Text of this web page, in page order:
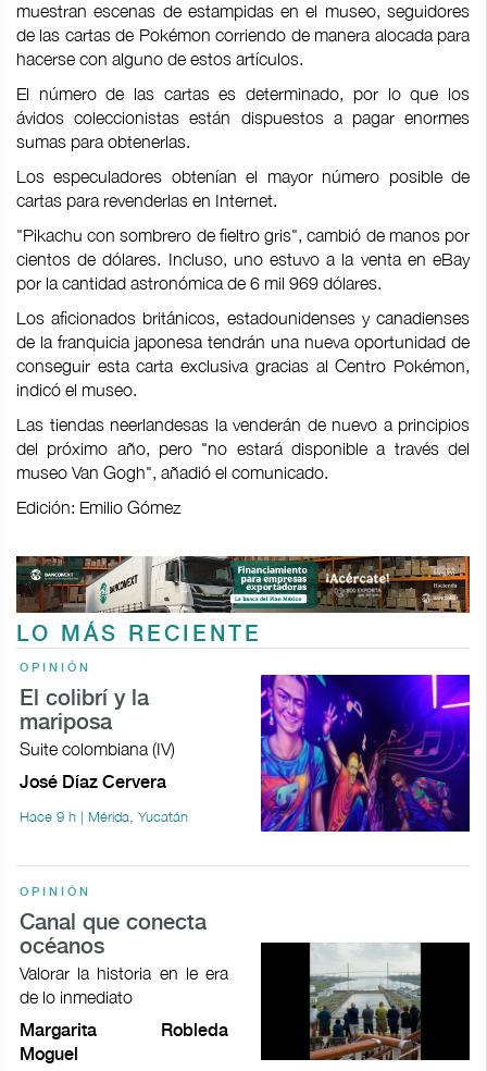
muestran escenas de estampidas en el museo, seguidores
de las cartas de Pokémon corriendo de manera alocada para
hacerse con alguno de estos artículos.
El número de las cartas es determinado, por lo que los
ávidos coleccionistas están dispuestos a pagar enormes
sumas para obtenerlas.
Los especuladores obtenían el mayor número posible de
cartas para revenderlas en Internet.
"Pikachu con sombrero de fieltro gris", cambió de manos por
cientos de dólares. Incluso, uno estuvo a la venta en eBay
por la cantidad astronómica de 6 mil 969 dólares.
Los aficionados británicos, estadounidenses y canadienses
de la franquicia japonesa tendrán una nueva oportunidad de
conseguir esta carta exclusiva gracias al Centro Pokémon,
indicó el museo.
Las tiendas neerlandesas la venderán de nuevo a principios
del próximo año, pero "no estará disponible a través del
museo Van Gogh", añadió el comunicado.
Edición: Emilio Gómez
LO MÁS RECIENTE
OPINIÓN
El colibrí y la
mariposa
Suite colombiana (IV)
José Díaz Cervera
Hace 9 h | Mérida, Yucatán
OPINIÓN
Canal que conecta
océanos
Valorar la historia en le era
de lo inmediato
Margarita Robleda
Moguel